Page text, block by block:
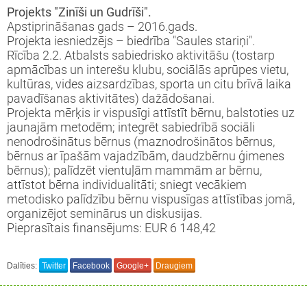
Projekts "Zinīši un Gudrīši".
Apstiprināšanas gads – 2016.gads.
Projekta iesniedzējs – biedrība "Saules stariņi".
Rīcība 2.2. Atbalsts sabiedrisko aktivitāšu (tostarp
apmācības un interešu klubu, sociālās aprūpes vietu,
kultūras, vides aizsardzības, sporta un citu brīvā laika
pavadīšanas aktivitātes) dažādošanai.
Projekta mērķis ir vispusīgi attīstīt bērnu, balstoties uz
jaunajām metodēm; integrēt sabiedrībā sociāli
nenodrošinātus bērnus (maznodrošinātos bērnus,
bērnus ar īpašām vajadzībām, daudzbērnu ģimenes
bērnus); palīdzēt vientuļām mammām ar bērnu,
attīstot bērna individualitāti; sniegt vecākiem
metodisko palīdzību bērnu vispusīgas attīstības jomā,
organizējot seminārus un diskusijas.
Pieprasītais finansējums: EUR 6 148,42
Dalīties: Twitter Facebook Google+ Draugiem